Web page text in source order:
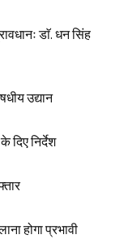
डाॅ. धन सिंह
उद्यान
दिए निर्देश
होगा प्रभावी